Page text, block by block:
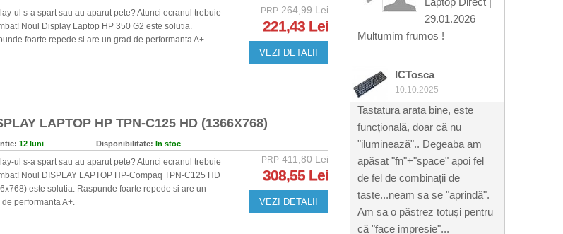
ul s-a spart sau au aparut pete? Atunci ecranul trebuie
Noul Display Laptop HP 350 G2 este solutia.
foarte repede si are un grad de performanta A+.
PRP 264,99 Lei
221,43 Lei
VEZI DETALII
LAPTOP HP TPN-C125 HD (1366X768)
12 luni Disponibilitate: In stoc
ul s-a spart sau au aparut pete? Atunci ecranul trebuie
Noul DISPLAY LAPTOP HP-Compaq TPN-C125 HD
este solutia. Raspunde foarte repede si are un
performanta A+.
PRP 411,80 Lei
308,55 Lei
VEZI DETALII
29.01.2026
Multumim frumos !
ICTosca
10.10.2025
Tastatura arata bine, este
funcțională, doar că nu
"iluminează".. Degeaba am
apăsat "fn"+"space" apoi fel
de fel de combinații de
taste...neam sa se "aprindă".
Am sa o păstrez totuși pentru
că "face impresie"...